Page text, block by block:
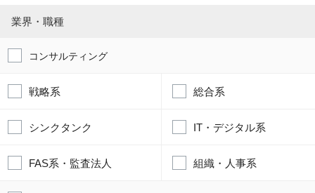
業界・職種
コンサルティング
戦略系 総合系
シンクタンク IT・デジタル系
FAS系・監査法人 組織・人事系